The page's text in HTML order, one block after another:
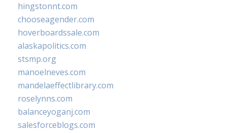
hingstonnt.com
chooseagender.com
hoverboardssale.com
alaskapolitics.com
stsmp.org
manoelneves.com
mandelaeffectlibrary.com
roselynns.com
balanceyoganj.com
salesforceblogs.com